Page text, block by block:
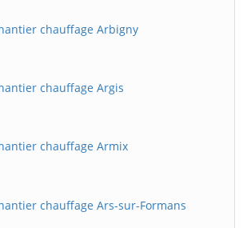
chauffage Arbigny
chauffage Argis
chauffage Armix
chauffage Ars-sur-Formans